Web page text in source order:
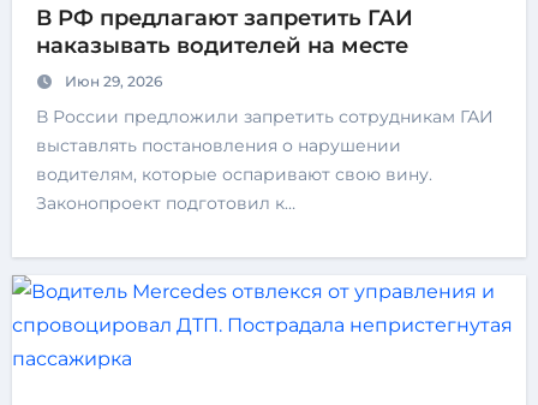
В РФ предлагают запретить ГАИ
наказывать водителей на месте
Июн 29, 2026
В России предложили запретить сотрудникам ГАИ
выставлять постановления о нарушении
водителям, которые оспаривают свою вину.
Законопроект подготовил к…